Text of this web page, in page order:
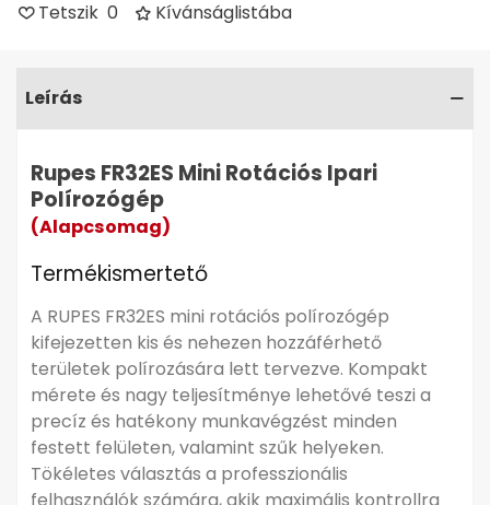
Lágyindító funkció
Elektronikus sebességszabályozás
▼ Részletes leírás
Tetszik 0 Kívánságlistába
Leírás
Rupes FR32ES Mini Rotációs Ipari
Polírozógép
(Alapcsomag)
Termékismertető
A RUPES FR32ES mini rotációs polírozógép
kifejezetten kis és nehezen hozzáférhető
területek polírozására lett tervezve. Kompakt
mérete és nagy teljesítménye lehetővé teszi a
precíz és hatékony munkavégzést minden
festett felületen, valamint szűk helyeken.
Tökéletes választás a professzionális
felhasználók számára, akik maximális kontrollra